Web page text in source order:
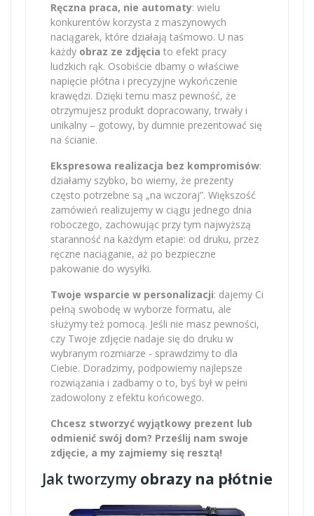
Ręczna praca, nie automaty: wielu
konkurentów korzysta z maszynowych
naciągarek, które działają taśmowo. U nas
każdy obraz ze zdjęcia to efekt pracy
ludzkich rąk. Osobiście dbamy o właściwe
napięcie płótna i precyzyjne wykończenie
krawędzi. Dzięki temu masz pewność, że
otrzymujesz produkt dopracowany, trwały i
unikalny – gotowy, by dumnie prezentować się
na ścianie.
Ekspresowa realizacja bez kompromisów:
działamy szybko, bo wiemy, że prezenty
często potrzebne są „na wczoraj”. Większość
zamówień realizujemy w ciągu jednego dnia
roboczego, zachowując przy tym najwyższą
staranność na każdym etapie: od druku, przez
ręczne naciąganie, aż po bezpieczne
pakowanie do wysyłki.
Twoje wsparcie w personalizacji: dajemy Ci
pełną swobodę w wyborze formatu, ale
służymy też pomocą. Jeśli nie masz pewności,
czy Twoje zdjęcie nadaje się do druku w
wybranym rozmiarze - sprawdzimy to dla
Ciebie. Doradzimy, podpowiemy najlepsze
rozwiązania i zadbamy o to, byś był w pełni
zadowolony z efektu końcowego.
Chcesz stworzyć wyjątkowy prezent lub
odmienić swój dom? Prześlij nam swoje
zdjęcie, a my zajmiemy się resztą!
Jak tworzymyobrazy na płótnie